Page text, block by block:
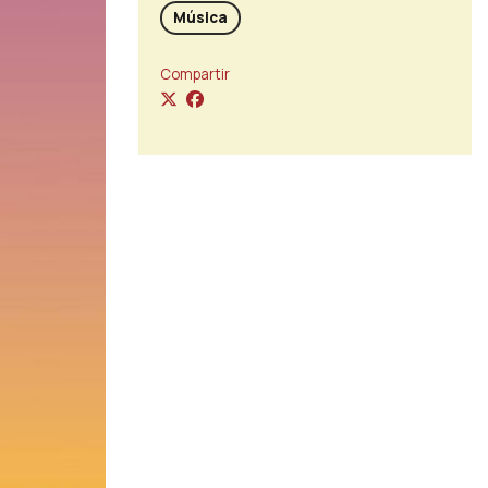
Música
Compartir